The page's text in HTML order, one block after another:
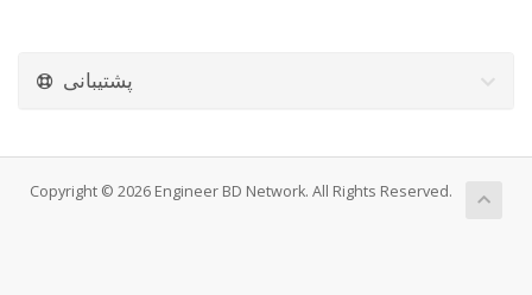
پشتیبانی
Copyright © 2026 Engineer BD Network. All Rights Reserved.